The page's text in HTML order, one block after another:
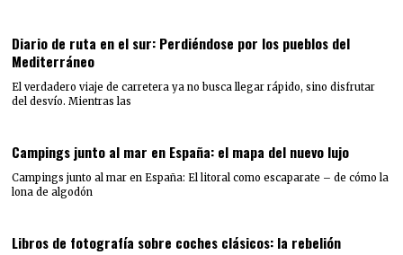
Diario de ruta en el sur: Perdiéndose por los pueblos del
Mediterráneo
El verdadero viaje de carretera ya no busca llegar rápido, sino disfrutar
del desvío. Mientras las
Campings junto al mar en España: el mapa del nuevo lujo
Campings junto al mar en España: El litoral como escaparate – de cómo la
lona de algodón
Libros de fotografía sobre coches clásicos: la rebelión